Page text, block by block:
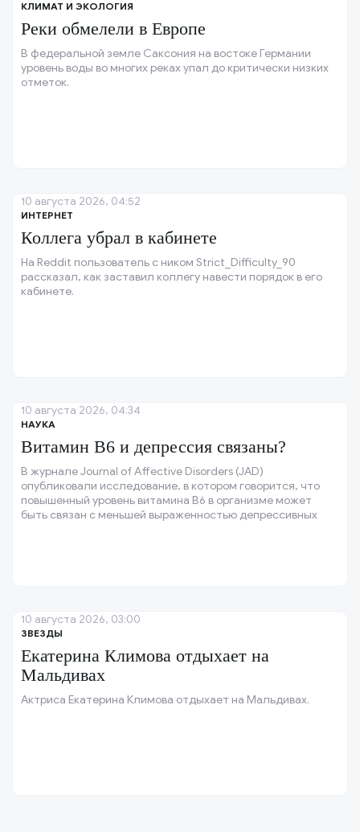
КЛИМАТ И ЭКОЛОГИЯ
Реки обмелели в Европе
В федеральной земле Саксония на востоке Германии
уровень воды во многих реках упал до критически низких
отметок.
ИНТЕРНЕТ
Коллега убрал в кабинете
На Reddit пользователь с ником Strict_Difficulty_90
рассказал, как заставил коллегу навести порядок в его
кабинете.
10 августа 2026, 04:52
НАУКА
Витамин B6 и депрессия связаны?
В журнале Journal of Affective Disorders (JAD)
опубликовали исследование, в котором говорится, что
повышенный уровень витамина B6 в организме может
быть связан с меньшей выраженностью депрессивных
10 августа 2026, 04:34
ЗВЕЗДЫ
Екатерина Климова отдыхает на
Мальдивах
Актриса Екатерина Климова отдыхает на Мальдивах.
10 августа 2026, 03:00